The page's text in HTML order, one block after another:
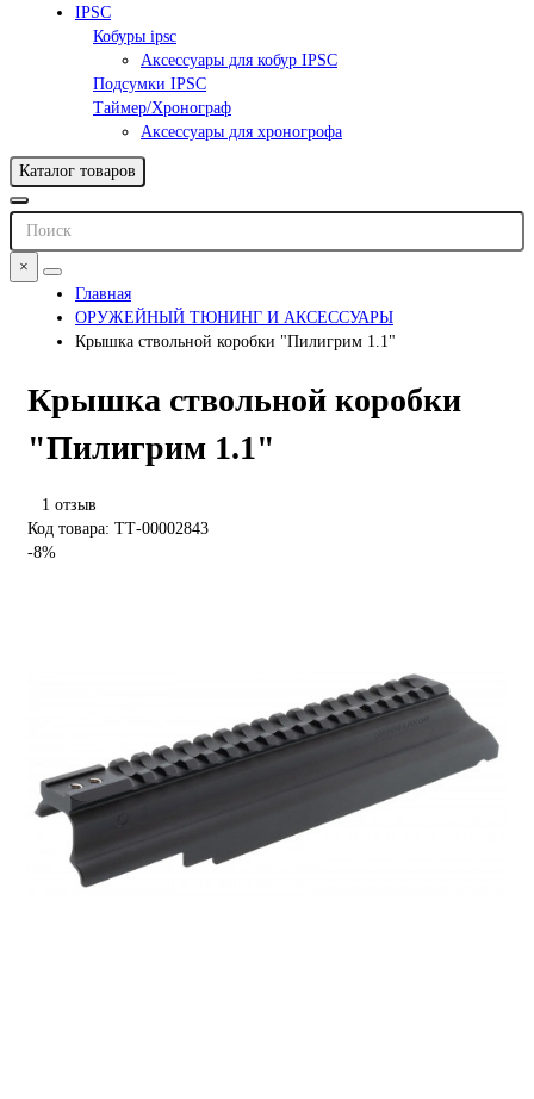
IPSC
Кобуры ipsc
Аксессуары для кобур IPSC
Подсумки IPSC
Таймер/Хронограф
Аксессуары для хроногрофа
Каталог товаров
×
Главная
ОРУЖЕЙНЫЙ ТЮНИНГ И АКСЕССУАРЫ
Крышка ствольной коробки "Пилигрим 1.1"
Крышка ствольной коробки
"Пилигрим 1.1"
1 отзыв
Код товара: ТТ-00002843
-8%